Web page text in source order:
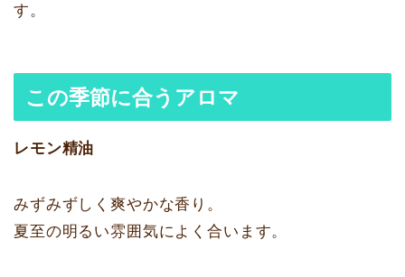
す。
この季節に合うアロマ
レモン精油
みずみずしく爽やかな香り。
夏至の明るい雰囲気によく合います。